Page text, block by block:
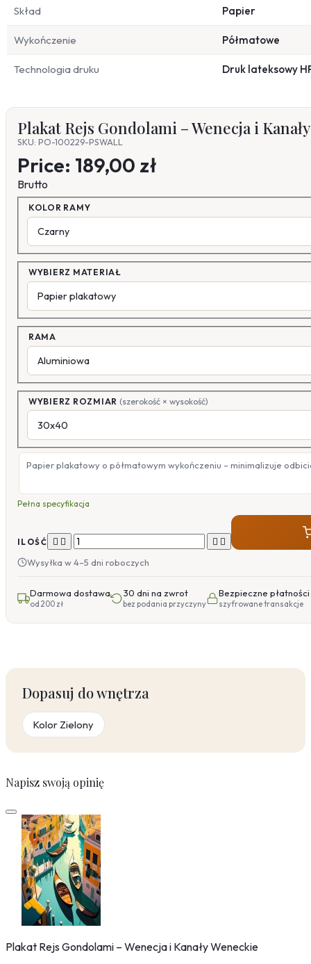
Skład Papier
Wykończenie Półmatowe
Technologia druku Druk lateksowy
Plakat Rejs Gondolami – Wenecja i
SKU: PO-100229-PSWALL
Price: 189,00 zł
Brutto
KOLOR RAMY
WYBIERZ MATERIAŁ
RAMA
WYBIERZ ROZMIAR (szerokość × wysokość)
Papier plakatowy o półmatowym wykończeniu – minimalizuje
Pełna specyfikacja
ILOŚĆ    
Wysyłka w 4–5 dni roboczych
Darmowa dostawa
od 200 zł
30 dni na zwrot
bez podania przyczyny
Bezpieczne płatności
szyfrowane transakcje
Dopasuj do wnętrza
Kolor Zielony
Napisz swoją opinię
Plakat Rejs Gondolami – Wenecja i Kanały Weneckie